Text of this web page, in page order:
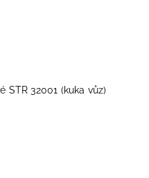
STR 32001 (kuka vůz)